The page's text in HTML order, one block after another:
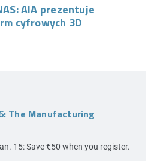
AIA prezentuje
cyfrowych 3D
The Manufacturing
15: Save €50 when you register.